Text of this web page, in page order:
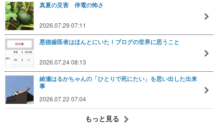
真夏の災害 停電の怖さ
2026.07.29 07:11
悪徳歯医者はほんとにいた！ブログの世界に思うこと
2026.07.24 08:13
綾瀬はるかちゃんの「ひとりで死にたい」を思い出した出来
事
2026.07.22 07:04
もっと見る